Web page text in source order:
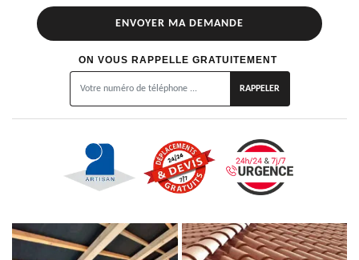
ON VOUS RAPPELLE GRATUITEMENT